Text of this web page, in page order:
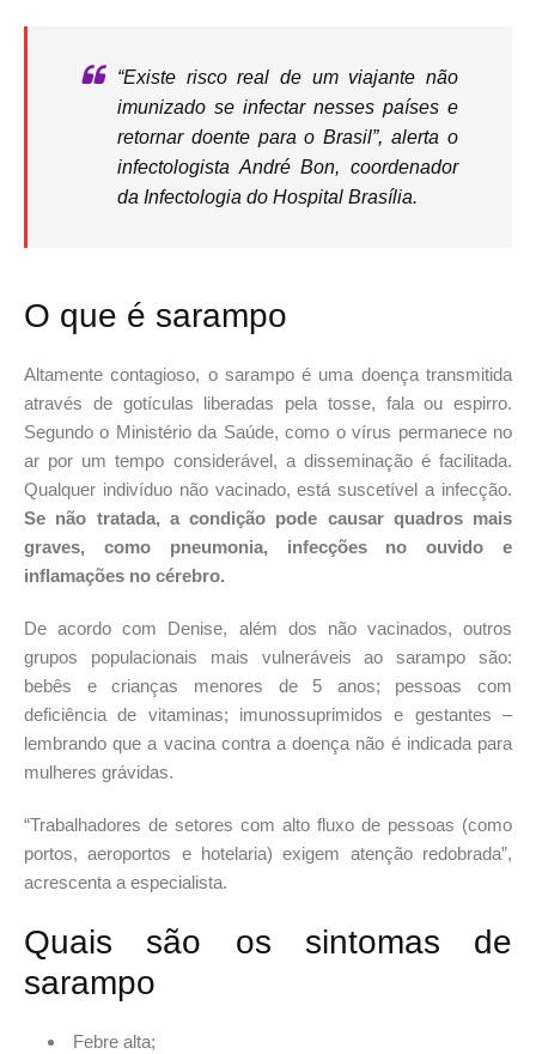
“Existe risco real de um viajante não
imunizado se infectar nesses países e
retornar doente para o Brasil”, alerta o
infectologista André Bon, coordenador
da Infectologia do Hospital Brasília.
O que é sarampo
Altamente contagioso, o sarampo é uma doença transmitida
através de gotículas liberadas pela tosse, fala ou espirro.
Segundo o Ministério da Saúde, como o vírus permanece no
ar por um tempo considerável, a disseminação é facilitada.
Qualquer indivíduo não vacinado, está suscetível a infecção.
Se não tratada, a condição pode causar quadros mais
graves, como pneumonia, infecções no ouvido e
inflamações no cérebro.
De acordo com Denise, além dos não vacinados, outros
grupos populacionais mais vulneráveis ao sarampo são:
bebês e crianças menores de 5 anos; pessoas com
deficiência de vitaminas; imunossuprimidos e gestantes –
lembrando que a vacina contra a doença não é indicada para
mulheres grávidas.
“Trabalhadores de setores com alto fluxo de pessoas (como
portos, aeroportos e hotelaria) exigem atenção redobrada”,
acrescenta a especialista.
Quais são os sintomas de
sarampo
Febre alta;